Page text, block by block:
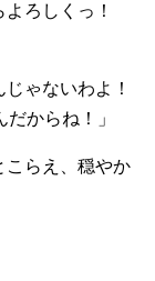
ろしくっ！
ゃないわよ！
からね！」
こらえ、穏やか